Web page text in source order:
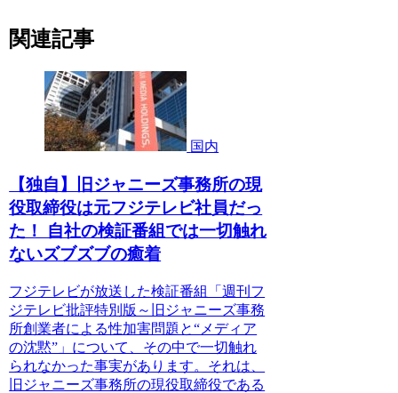
関連記事
国内
【独自】旧ジャニーズ事務所の現
役取締役は元フジテレビ社員だっ
た！ 自社の検証番組では一切触れ
ないズブズブの癒着
フジテレビが放送した検証番組「週刊フ
ジテレビ批評特別版～旧ジャニーズ事務
所創業者による性加害問題と“メディア
の沈黙”」について、その中で一切触れ
られなかった事実があります。それは、
旧ジャニーズ事務所の現役取締役である